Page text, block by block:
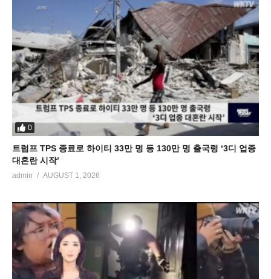
0
트럼프 TPS 종료로 하이티 33만 명 등 130만 명 출국령 ‘3디 업종
대혼란 시작’
admin AUGUST 1, 2026